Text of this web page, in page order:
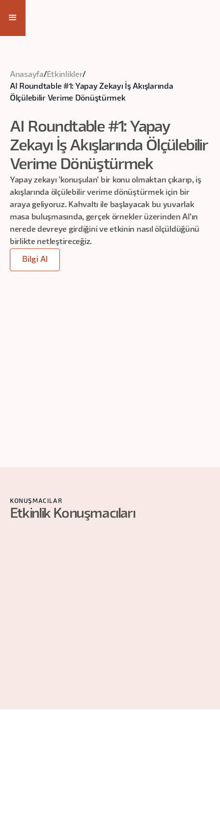
Anasayfa/ Etkinlikler/
AI Roundtable #1: Yapay Zekayı İş Akışlarında
Ölçülebilir Verime Dönüştürmek
AI Roundtable #1: Yapay
Zekayı İş Akışlarında Ölçülebilir
Verime Dönüştürmek
Yapay zekayı 'konuşulan' bir konu olmaktan çıkarıp, iş
akışlarında ölçülebilir verime dönüştürmek için bir
araya geliyoruz. Kahvaltı ile başlayacak bu yuvarlak
masa buluşmasında, gerçek örnekler üzerinden AI'ın
nerede devreye girdiğini ve etkinin nasıl ölçüldüğünü
birlikte netleştireceğiz.
Bilgi Al
KONUŞMACILAR
Etkinlik Konuşmacıları